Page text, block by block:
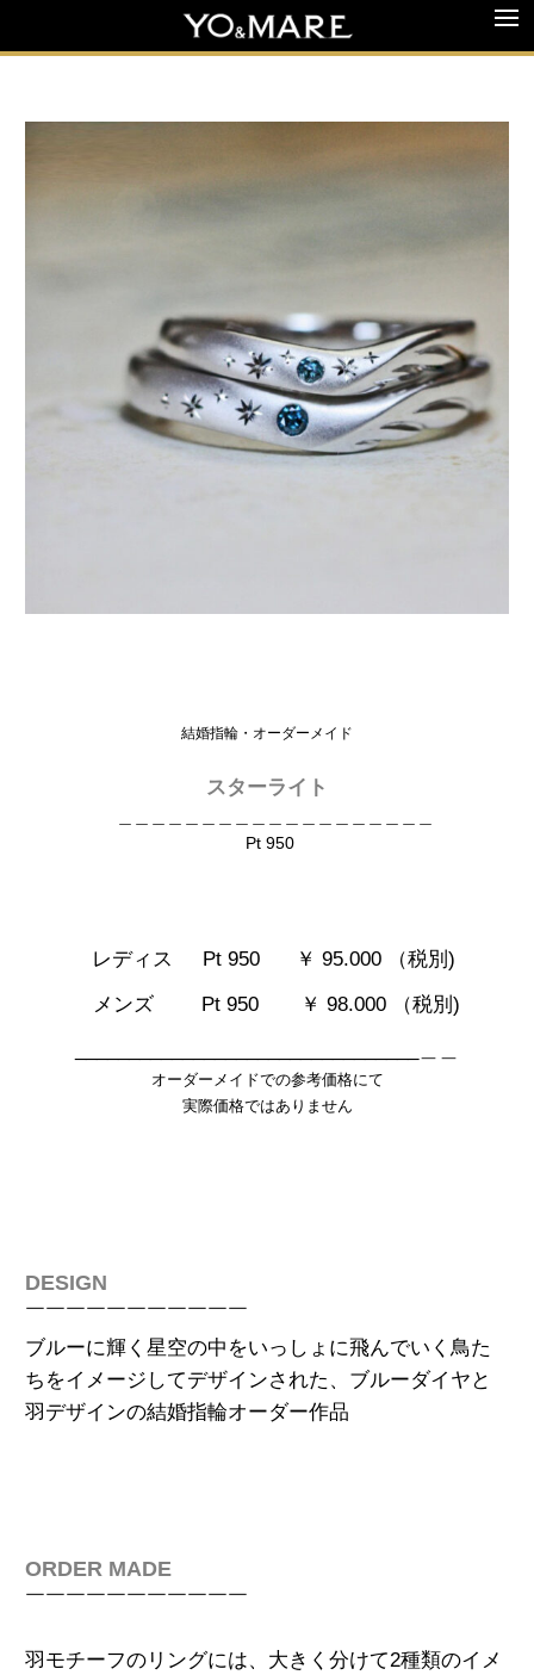
結婚指輪・オーダーメイド
スターライト
Pt 950
レディス Pt 950￥ 95.000 （税別)
メンズ Pt 950 ￥ 98.000 （税別)
オーダーメイドでの参考価格にて
実際価格ではありません
DESIGN
￣￣￣￣￣￣￣￣￣￣￣
ブルーに輝く星空の中をいっしょに飛んでいく鳥た
ちをイメージしてデザインされた、ブルーダイヤと
羽デザインの結婚指輪オーダー作品
ORDER MADE
￣￣￣￣￣￣￣￣￣￣￣
羽モチーフのリングには、大きく分けて2種類のイメ